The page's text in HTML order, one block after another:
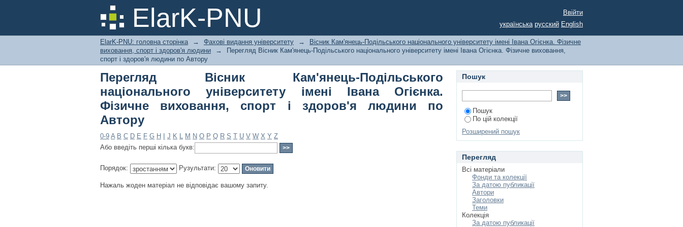
ElarK-PNU
Перегляд Вісник Кам'янець-Подільського національного університету імені
Івана Огієнка. Фізичне виховання, спорт і здоров'я людини по Автору
Ввійти
українська русский English
ElarK-PNU: головна сторінка → Фахові видання університету →
Вісник Кам'янець-Подільського національного університету імені Івана Огієнка. Фізичне
виховання, спорт і здоров'я людини
→
Перегляд Вісник Кам'янець-Подільського національного університету імені Івана Огієнка. Фізичне виховання,
спорт і здоров'я людини по Автору
Перегляд Вісник Кам'янець-Подільського
національного університету імені Івана Огієнка.
Фізичне виховання, спорт і здоров'я людини по
Автору
0-9 A B C D E F G H J K L M N O P Q R S T U V W X Y Z
Або введіть перші кілька букв:
Порядок: Рузультати:
Нажаль жоден матеріал не відповідає вашому запиту.
Пошук
Пошук
По цій колекції
Розширений пошук
Перегляд
Всі матеріали
Фонди та колекції
За датою публикації
Автори
Заголовки
Теми
Колекція
За датою публикації